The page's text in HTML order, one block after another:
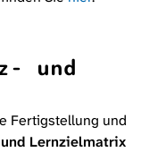
und
Fertigstellung und
Lernzielmatrix